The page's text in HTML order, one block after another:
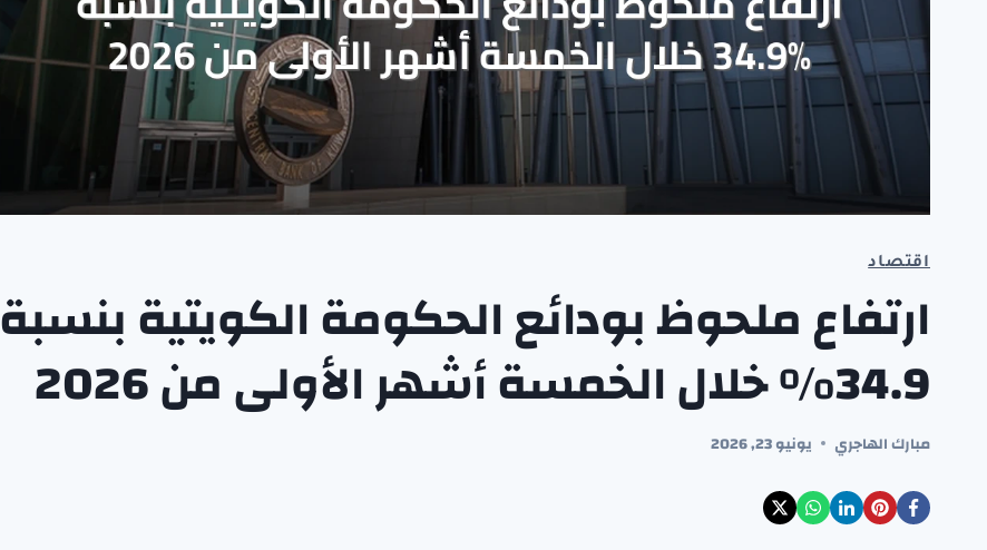
اقتصاد
ارتفاع ملحوظ بودائع الحكومة الكويتية بنسبة
34.9% خلال الخمسة أشهر الأولى من 2026
مبارك الهاجري يونيو 23, 2026